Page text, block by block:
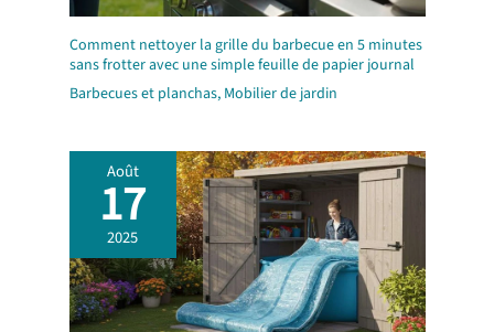
Comment nettoyer la grille du barbecue en 5 minutes
sans frotter avec une simple feuille de papier journal
Barbecues et planchas, Mobilier de jardin
Août
17
2025